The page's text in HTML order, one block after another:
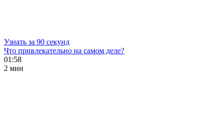
Узнать за 90 секунд
Что привлекательно на самом деле?
01:58
2 мин